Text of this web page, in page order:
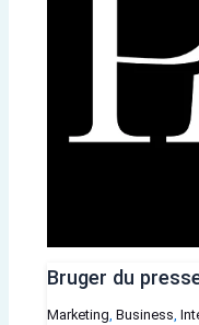
Bruger du
Marketing, Business,